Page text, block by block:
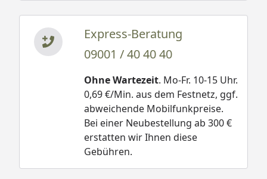
Express-Beratung
09001 / 40 40 40
Ohne Wartezeit. Mo-Fr. 10-15 Uhr.
0,69 €/Min. aus dem Festnetz, ggf.
abweichende Mobilfunkpreise.
Bei einer Neubestellung ab 300 €
erstatten wir Ihnen diese
Gebühren.